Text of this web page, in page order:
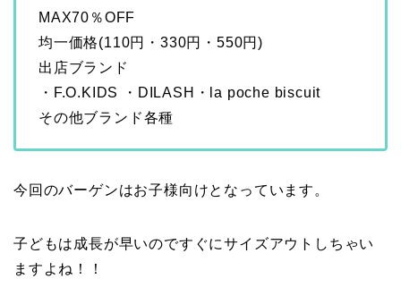
MAX70％OFF
均一価格(110円・330円・550円)
出店ブランド
・F.O.KIDS ・DILASH・la poche biscuit
その他ブランド各種
今回のバーゲンはお子様向けとなっています。
子どもは成長が早いのですぐにサイズアウトしちゃい
ますよね！！